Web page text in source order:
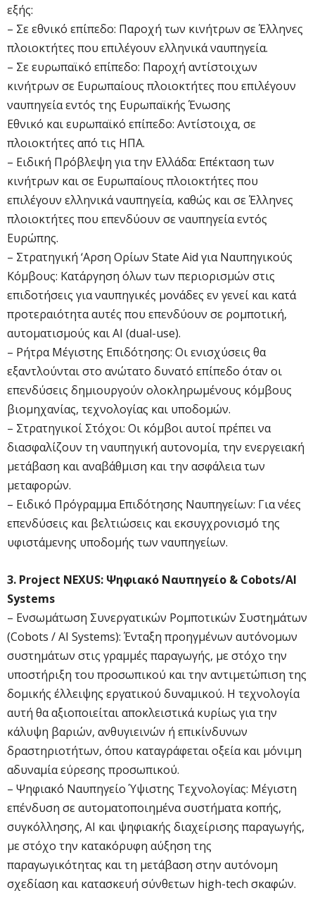
εξής:
– Σε εθνικό επίπεδο: Παροχή των κινήτρων σε Έλληνες
πλοιοκτήτες που επιλέγουν ελληνικά ναυπηγεία.
– Σε ευρωπαϊκό επίπεδο: Παροχή αντίστοιχων
κινήτρων σε Ευρωπαίους πλοιοκτήτες που επιλέγουν
ναυπηγεία εντός της Ευρωπαϊκής Ένωσης
Εθνικό και ευρωπαϊκό επίπεδο: Αντίστοιχα, σε
πλοιοκτήτες από τις ΗΠΑ.
– Ειδική Πρόβλεψη για την Ελλάδα: Επέκταση των
κινήτρων και σε Ευρωπαίους πλοιοκτήτες που
επιλέγουν ελληνικά ναυπηγεία, καθώς και σε Έλληνες
πλοιοκτήτες που επενδύουν σε ναυπηγεία εντός
Ευρώπης.
– Στρατηγική ‘Αρση Ορίων State Aid για Ναυπηγικούς
Κόμβους: Κατάργηση όλων των περιορισμών στις
επιδοτήσεις για ναυπηγικές μονάδες εν γενεί και κατά
προτεραιότητα αυτές που επενδύουν σε ρομποτική,
αυτοματισμούς και AI (dual-use).
– Ρήτρα Μέγιστης Επιδότησης: Οι ενισχύσεις θα
εξαντλούνται στο ανώτατο δυνατό επίπεδο όταν οι
επενδύσεις δημιουργούν ολοκληρωμένους κόμβους
βιομηχανίας, τεχνολογίας και υποδομών.
– Στρατηγικοί Στόχοι: Οι κόμβοι αυτοί πρέπει να
διασφαλίζουν τη ναυπηγική αυτονομία, την ενεργειακή
μετάβαση και αναβάθμιση και την ασφάλεια των
μεταφορών.
– Ειδικό Πρόγραμμα Επιδότησης Ναυπηγείων: Για νέες
επενδύσεις και βελτιώσεις και εκσυγχρονισμό της
υφιστάμενης υποδομής των ναυπηγείων.
3. Project NEXUS: Ψηφιακό Ναυπηγείο & Cobots/AI
Systems
– Ενσωμάτωση Συνεργατικών Ρομποτικών Συστημάτων
(Cobots / AI Systems): Ένταξη προηγμένων αυτόνομων
συστημάτων στις γραμμές παραγωγής, με στόχο την
υποστήριξη του προσωπικού και την αντιμετώπιση της
δομικής έλλειψης εργατικού δυναμικού. Η τεχνολογία
αυτή θα αξιοποιείται αποκλειστικά κυρίως για την
κάλυψη βαριών, ανθυγιεινών ή επικίνδυνων
δραστηριοτήτων, όπου καταγράφεται οξεία και μόνιμη
αδυναμία εύρεσης προσωπικού.
– Ψηφιακό Ναυπηγείο Ύψιστης Τεχνολογίας: Μέγιστη
επένδυση σε αυτοματοποιημένα συστήματα κοπής,
συγκόλλησης, AI και ψηφιακής διαχείρισης παραγωγής,
με στόχο την κατακόρυφη αύξηση της
παραγωγικότητας και τη μετάβαση στην αυτόνομη
σχεδίαση και κατασκευή σύνθετων high-tech σκαφών.